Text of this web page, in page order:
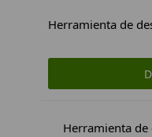
Herramienta de
Herramienta